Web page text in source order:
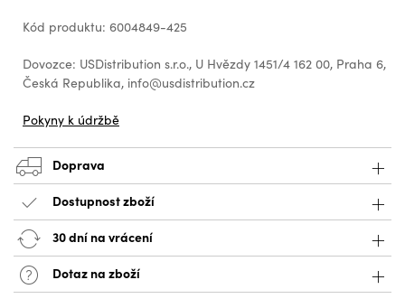
Kód produktu: 6004849-425
Dovozce: USDistribution s.r.o., U Hvězdy 1451/4 162 00, Praha 6,
Česká Republika, info@usdistribution.cz
Pokyny k údržbě
Doprava
Dostupnost zboží
30 dní na vrácení
Dotaz na zboží